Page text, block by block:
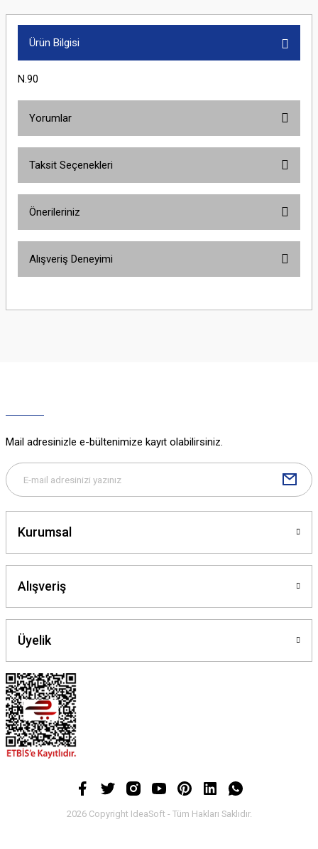
Ürün Bilgisi
N.90
Yorumlar
Taksit Seçenekleri
Önerileriniz
yetersiz gördüğünüz noktaları öneri formunu kullanarak tarafımıza
Gönder
Alışveriş Deneyimi
Mail adresinizle e-bültenimize kayıt olabilirsiniz.
Kurumsal
Alışveriş
Üyelik
2026 Copyright IdeaSoft - Tüm Hakları Saklıdır.